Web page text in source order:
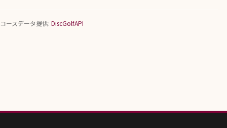
コースデータ提供: DiscGolfAPI